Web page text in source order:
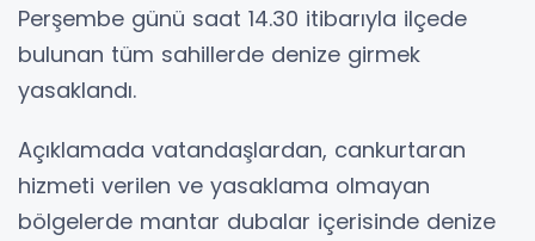
Perşembe günü saat 14.30 itibarıyla ilçede
bulunan tüm sahillerde denize girmek
yasaklandı.
Açıklamada vatandaşlardan, cankurtaran
hizmeti verilen ve yasaklama olmayan
bölgelerde mantar dubalar içerisinde denize